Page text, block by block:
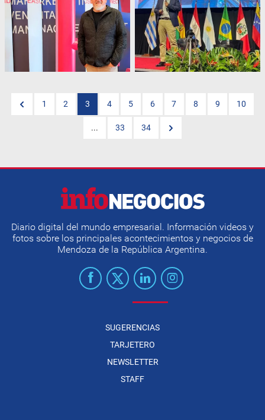
1 2 3 4 5 6 7 8 9 10
... 33 34
Diario digital del mundo empresarial. Información videos y
fotos sobre los principales acontecimientos y negocios de
Mendoza de la República Argentina.
SUGERENCIAS
TARJETERO
NEWSLETTER
STAFF